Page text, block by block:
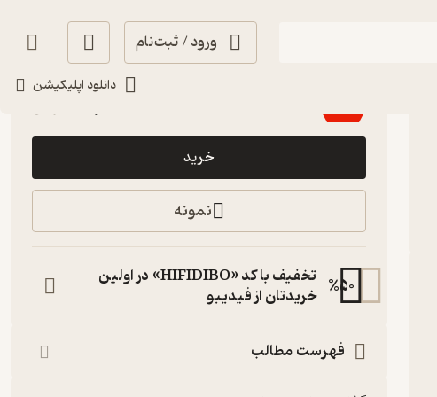
ورود / ثبت‌نام
دانلود اپلیکیشن
آموزنده 🦉(
43
٪30
158,200
خرید
نمونه
%50
تخفیف با کد «HIFIDIBO» در اولین
خریدتان از فیدیبو
فهرست مطالب